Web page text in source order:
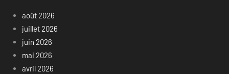
août 2026
juillet 2026
juin 2026
mai 2026
avril 2026